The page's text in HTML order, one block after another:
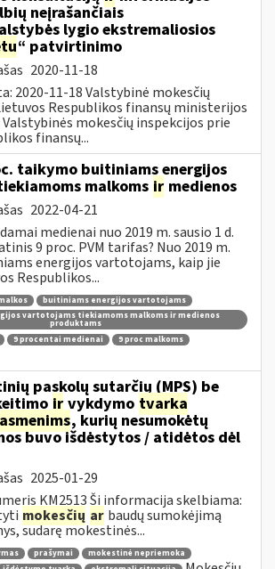
neįrašančiais
lygio ekstremaliosios
“ patvirtinimo
2020-11-18
2020-11-18 Valstybinė mokesčių
Respublikos finansų ministerijos
mokesčių inspekcijos prie
finansų...
taikymo buitiniams energijos
malkoms ir medienos
2022-04-21
medienai nuo 2019 m. sausio 1 d.
9 proc. PVM tarifas? Nuo 2019 m.
energijos vartotojams, kaip jie
Respublikos...
buitiniams energijos vartotojams
vartotojams tiekiamoms malkoms ir medienos
produktams
9 procentai medienai
9 proc malkoms
paskolų sutarčių (MPS) be
ir vykdymo tvarka
asmenims, kurių nesumokėtų
buvo išdėstytos / atidėtos dėl
2025-01-29
KM2513 Ši informacija skelbiama:
mokesčių ar baudų sumokėjimą
sudarę mokestinės...
prašymai
mokestinė nepriemoka